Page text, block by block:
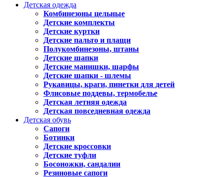
Детская одежда
Комбинезоны цельные
Детские комплекты
Детские куртки
Детские пальто и плащи
Полукомбинезоны, штаны
Детские шапки
Детские манишки, шарфы
Детские шапки - шлемы
Рукавицы, краги, пинетки для детей
Флисовые поддевы, термобелье
Детская летняя одежда
Детская повседневная одежда
Детская обувь
Сапоги
Ботинки
Детские кроссовки
Детские туфли
Босоножки, сандалии
Резиновые сапоги